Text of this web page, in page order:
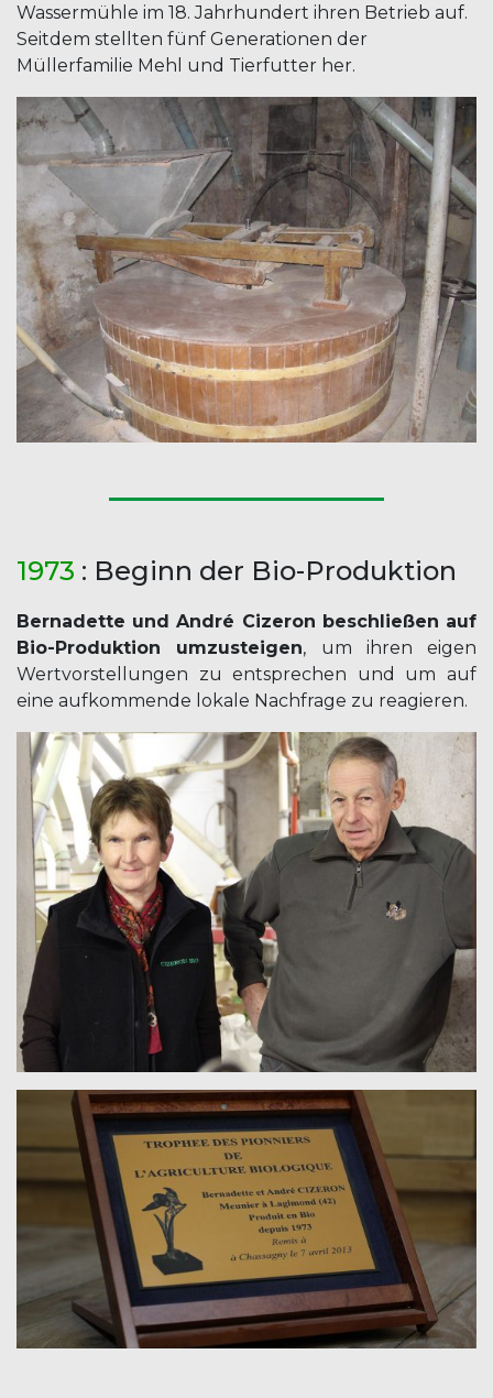
Wassermühle im 18. Jahrhundert ihren Betrieb auf.
Seitdem stellten fünf Generationen der
Müllerfamilie Mehl und Tierfutter her.
1973 : Beginn der Bio-Produktion
Bernadette und André Cizeron beschließen auf
Bio-Produktion umzusteigen, um ihren eigen
Wertvorstellungen zu entsprechen und um auf
eine aufkommende lokale Nachfrage zu reagieren.